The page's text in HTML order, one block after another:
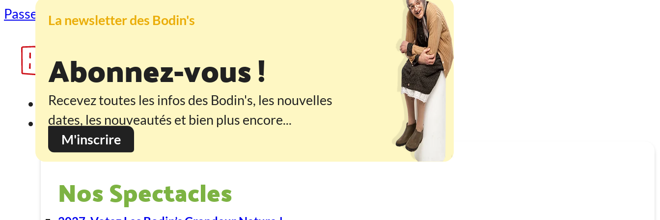
Passer au contenu principal Passer au pied de page
Accueil
Programmation
Nos Spectacles
La newsletter des Bodin's
Abonnez-vous !
Recevez toutes les infos des Bodin's, les nouvelles
dates, les nouveautés et bien plus encore...
M'inscrire